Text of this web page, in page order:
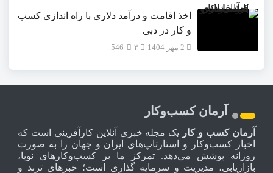
اخذ اقامت و درآمد دلاری با راه اندازی کسب
و کار در دبی
2 مهر 1404 546
آرمان کسب‌وکار
آرمان کسب و کار
یک مجله خبری آنلاین کارآفرینی است که
اخبار کسب‌وکار و استارتاپ‌های ایران و جهان را به صورت
روزانه پوشش می‌دهد. تمرکز ما بر کسب‌وکارهای نوپا،
بازاریابی، مدیریت و سرمایه گذاری است؛ خبرهای ترند و